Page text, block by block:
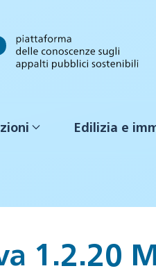
Edilizia e
1.2.20